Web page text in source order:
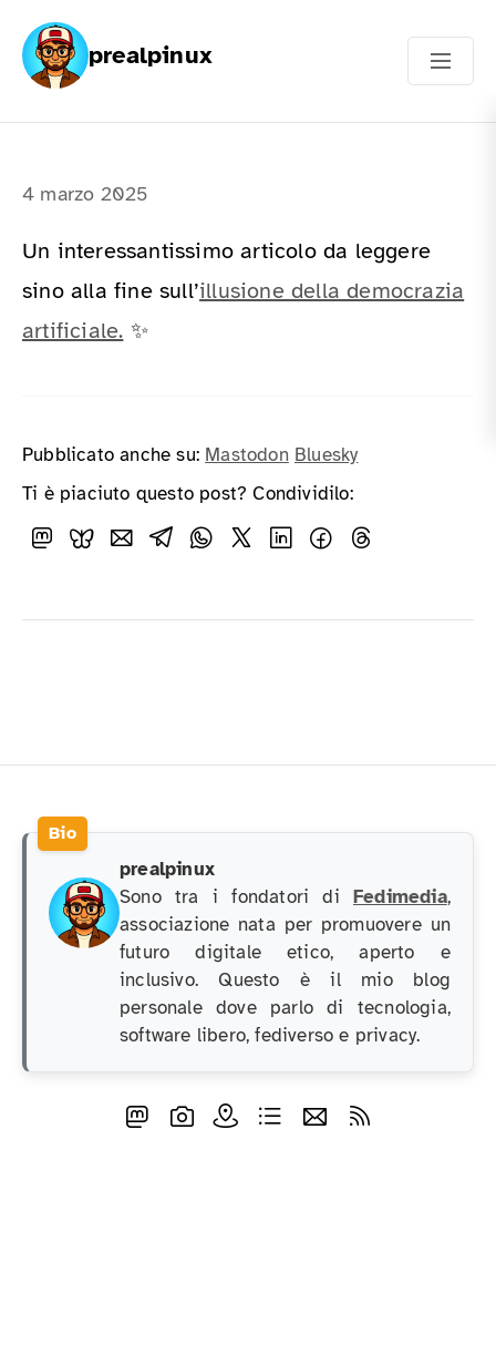
prealpinux
4 marzo 2025
Un interessantissimo articolo da leggere
sino alla fine sull’illusione della democrazia
artificiale. ✨
Pubblicato anche su: Mastodon Bluesky
Ti è piaciuto questo post? Condividilo:
prealpinux
Sono tra i fondatori di Fedimedia,
associazione nata per promuovere un
futuro digitale etico, aperto e
inclusivo. Questo è il mio blog
personale dove parlo di tecnologia,
software libero, fediverso e privacy.